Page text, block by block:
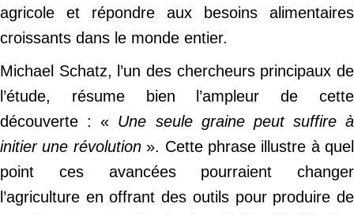
agricole et répondre aux besoins alimentaires
croissants dans le monde entier.
Michael Schatz, l’un des chercheurs principaux de
l’étude, résume bien l’ampleur de cette
découverte : « Une seule graine peut suffire à
initier une révolution». Cette phrase illustre à quel
point ces avancées pourraient changer
l’agriculture en offrant des outils pour produire de